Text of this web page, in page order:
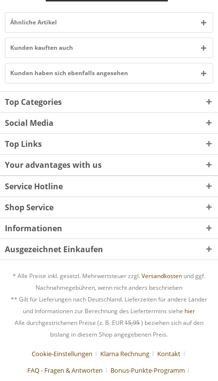
Ähnliche Artikel
Kunden kauften auch
Kunden haben sich ebenfalls angesehen
Top Categories
Social Media
Top Links
Your advantages with us
Service Hotline
Shop Service
Informationen
Ausgezeichnet Einkaufen
* Alle Preise inkl. gesetzl. Mehrwertsteuer zzgl. Versandkosten und ggf.
Nachnahmegebühren, wenn nicht anders beschrieben
** Gilt für Lieferungen nach Deutschland. Lieferzeiten für andere Länder
und Informationen zur Berechnung des Liefertermins siehe hier
Alle durchgestrichenen Preise (z. B. EUR15,95) beziehen sich auf den
bislang in diesem Shop angegebenen Preis.
Cookie-Einstellungen Klarna Rechnung
Kontakt
FAQ - Fragen & Antworten
Bonus-Punkte-Programm